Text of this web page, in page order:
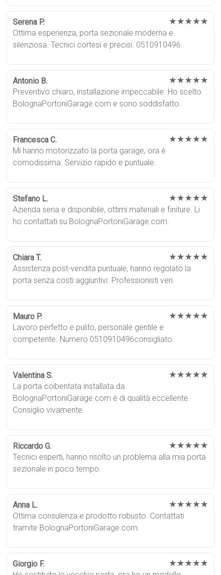
Serena P. ★★★★★
Ottima esperienza, porta sezionale moderna e
silenziosa. Tecnici cortesi e precisi. 0510910496.
Antonio B. ★★★★★
Preventivo chiaro, installazione impeccabile. Ho scelto
BolognaPortoniGarage.com e sono soddisfatto.
Francesca C. ★★★★★
Mi hanno motorizzato la porta garage, ora è
comodissima. Servizio rapido e puntuale.
Stefano L. ★★★★★
Azienda seria e disponibile, ottimi materiali e finiture. Li
ho contattati su BolognaPortoniGarage.com.
Chiara T. ★★★★★
Assistenza post-vendita puntuale, hanno regolato la
porta senza costi aggiuntivi. Professionisti veri.
Mauro P. ★★★★★
Lavoro perfetto e pulito, personale gentile e
competente. Numero 0510910496consigliato.
Valentina S. ★★★★★
La porta coibentata installata da
BolognaPortoniGarage.com è di qualità eccellente.
Consiglio vivamente.
Riccardo G. ★★★★★
Tecnici esperti, hanno risolto un problema alla mia porta
sezionale in poco tempo.
Anna L. ★★★★★
Ottima consulenza e prodotto robusto. Contattati
tramite BolognaPortoniGarage.com.
Giorgio F. ★★★★★